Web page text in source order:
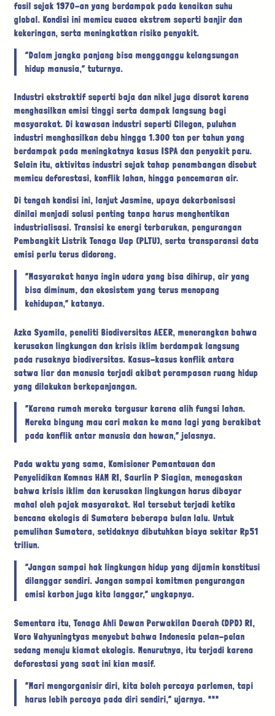
fosil sejak 1970-an yang berdampak pada kenaikan suhu
global. Kondisi ini memicu cuaca ekstrem seperti banjir dan
kekeringan, serta meningkatkan risiko penyakit.
“Dalam jangka panjang bisa mengganggu kelangsungan
hidup manusia,” tuturnya.
Industri ekstraktif seperti baja dan nikel juga disorot karena
menghasilkan emisi tinggi serta dampak langsung bagi
masyarakat. Di kawasan industri seperti Cilegon, puluhan
industri menghasilkan debu hingga 1.300 ton per tahun yang
berdampak pada meningkatnya kasus ISPA dan penyakit paru.
Selain itu, aktivitas industri sejak tahap penambangan disebut
memicu deforestasi, konflik lahan, hingga pencemaran air.
Di tengah kondisi ini, lanjut Jasmine, upaya dekarbonisasi
dinilai menjadi solusi penting tanpa harus menghentikan
industrialisasi. Transisi ke energi terbarukan, pengurangan
Pembangkit Listrik Tenaga Uap (PLTU), serta transparansi data
emisi perlu terus didorong.
“Masyarakat hanya ingin udara yang bisa dihirup, air yang
bisa diminum, dan ekosistem yang terus menopang
kehidupan,” katanya.
Azka Syamila, peneliti Biodiversitas AEER, menerangkan bahwa
kerusakan lingkungan dan krisis iklim berdampak langsung
pada rusaknya biodiversitas. Kasus-kasus konflik antara
satwa liar dan manusia terjadi akibat perampasan ruang hidup
yang dilakukan berkepanjangan.
“Karena rumah mereka tergusur karena alih fungsi lahan.
Mereka bingung mau cari makan ke mana lagi yang berakibat
pada konflik antar manusia dan hewan,” jelasnya.
Pada waktu yang sama, Komisioner Pemantauan dan
Penyelidikan Komnas HAM RI, Saurlin P Siagian, menegaskan
bahwa krisis iklim dan kerusakan lingkungan harus dibayar
mahal oleh pajak masyarakat. Hal tersebut terjadi ketika
bencana ekologis di Sumatera beberapa bulan lalu. Untuk
pemulihan Sumatera, setidaknya dibutuhkan biaya sekitar Rp51
triliun.
“Jangan sampai hak lingkungan hidup yang dijamin konstitusi
dilanggar sendiri. Jangan sampai komitmen pengurangan
emisi karbon juga kita langgar,” ungkapnya.
Sementara itu, Tenaga Ahli Dewan Perwakilan Daerah (DPD) RI,
Woro Wahyuningtyas menyebut bahwa Indonesia pelan-pelan
sedang menuju kiamat ekologis. Menurutnya, itu terjadi karena
deforestasi yang saat ini kian masif.
“Mari mengorganisir diri, kita boleh percaya parlemen, tapi
harus lebih percaya pada diri sendiri,” ujarnya. ***